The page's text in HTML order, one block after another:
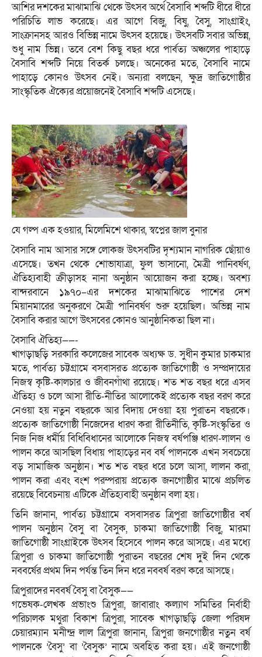
আশির দশকের মাঝামাঝি থেকে উৎসব অর্থে বৈসাবি শব্দটি ধীরে ধীরে
পরিচিতি লাভ করেছে। এর আগে বিজু, বিষু, বৈসু, সাংগ্রাইং,
সাংক্রানসহ আরও বিভিন্ন নামে উৎসব হয়েছে। উৎসবটি সবার অভিন্ন,
শুধু নাম ভিন্ন। তবে বেশ কিছু বছর ধরে পার্বত্য অঞ্চলের পাহাড়ে
বৈসাবি শব্দটি নিয়ে বিতর্ক চলছে। অনেকের মতে, বৈসাবি নামে
পাহাড়ে কোনও উৎসব নেই। অন্যরা বলছেন, ক্ষুদ্র জাতিগোষ্ঠীর
সাংস্কৃতিক ঐক্যের প্রয়োজনেই বৈসাবি শব্দটি এসেছে।
যে গল্প এক হওয়ার, মিলেমিশে থাকার, স্বপ্নের জাল বুনার
বৈসাবি নাম আসার সঙ্গে লোকজ উৎসবটির দৃশ্যমান নাগরিক ছোঁয়াও
এসেছে। তখন থেকে শোভাযাত্রা, ফুল ভাসানো, মৈত্রী পানিবর্ষণ,
ঐতিহ্যবাহী ক্রীড়াসহ নানা অনুষ্ঠান আয়োজন করা হচ্ছে। অবশ্য
বান্দরবানে ১৯৭০–এর দশকের মাঝামাঝিতে পাশের দেশ
মিয়ানমারের অনুকরণে মৈত্রী পানিবর্ষণ শুরু হয়েছিল। অভিন্ন নাম
বৈসাবি করার আগে উৎসবের কোনও আনুষ্ঠানিকতা ছিল না।
বৈসাবি ঐতিহ্য——-
খাগড়াছড়ি সরকারি কলেজের সাবেক অধ্যক্ষ ড. সুধীন কুমার চাকমার
মতে, পার্বত্য চট্টগ্রামে বসবাসরত প্রত্যেক জাতিগোষ্ঠী ও সম্প্রদায়ের
নিজস্ব কৃষ্টি-কালচার ও জীবনগাঁথা রয়েছে। শত শত বছর ধরে এসব
ঐতিহ্য ও চলে আসা রীতি-নীতির আলোকেই প্রত্যেক বছর বরণ করে
নেওয়া হয় নতুন বছরকে আর বিদায় দেওয়া হয় পুরাতন বছরকে।
প্রত্যেক জাতিগোষ্ঠী নিজেদের ধারণ করা রীতিনীতি, কৃষ্টি-সংস্কৃতির ও
নিজ নিজ ধর্মীয় বিধিবিধানের আলোকে নিজস্ব বর্ষপঞ্জি ধারণ-লালন ও
পালন করে আসছিল বিধায় পাহাড়ের নব বর্ষ পালনকে এখন সবচেয়ে
বড় সামাজিক অনুষ্ঠান। শত শত বছর ধরে চলে আসা, লালন করা,
পালন করা এবং বংশ পরম্পরায় প্রত্যেক জনগোষ্ঠীর মাঝে প্রচলিত
রয়েছে বিবেচনায় এটিকে ঐতিহ্যবাহী অনুষ্ঠান বলা হয়।
তিনি জানান, পার্বত্য চট্টগ্রামে বসবাসরত ত্রিপুরা জাতিগোষ্ঠীর বর্ষ
পালন অনুষ্ঠান বৈসু বা বৈসুক, চাকমা জাতিগোষ্ঠী বিজু, মারমা
জাতিগোষ্ঠী সাংগ্রাইকে উৎসব হিসেবে পালন করে আসছে। এর মধ্যে
ত্রিপুরা ও চাকমা জাতিগোষ্ঠী পুরাতন বছরের শেষ দুই দিন থেকে
নববর্ষের প্রথম দিন পর্যন্ত তিন দিন ধরে নববর্ষ বরণ করে আসছে।
ত্রিপুরাদের নববর্ষ বৈসু বা বৈসুক——
গভেষক-লেখক প্রভাংশু ত্রিপুরা, জাবারাং কল্যাণ সমিতির নির্বাহী
পরিচালক মথুরা বিকাশ ত্রিপুরা, সাবেক খাগড়াছড়ি জেলা পরিষদ
চেয়ারম্যান মনীন্দ্র লাল ত্রিপুরা জানান, ত্রিপুরা জনগোষ্ঠীর নতুন বর্ষ
পালনকে ’বৈসু’ বা ’বৈসুক’ নামে অবহিত করা হয়। এই জনগোষ্ঠী